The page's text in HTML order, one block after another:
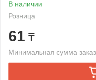
В наличии
Розница
61 ₸
Минимальная сумма